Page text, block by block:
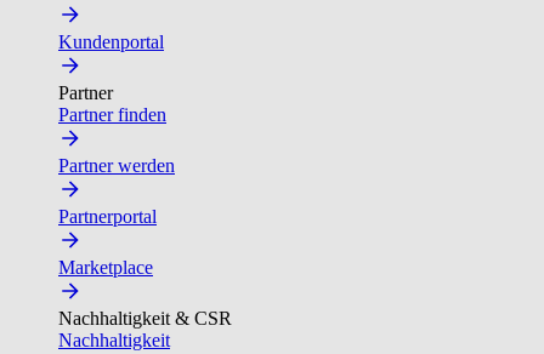
Kundenportal
Partner
Partner finden
Partner werden
Partnerportal
Marketplace
Nachhaltigkeit & CSR
Nachhaltigkeit